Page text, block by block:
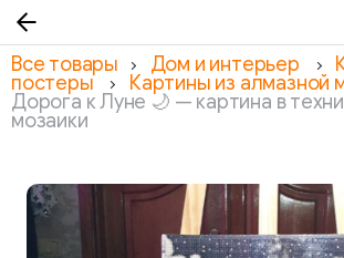
Все товары Дом и интерьер
постеры Картины из алмазной
Дорога к Луне 🌙 — картина в
мозаики